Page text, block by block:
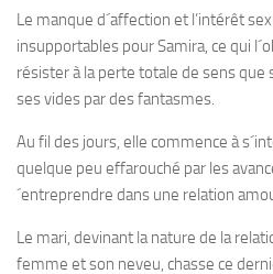
Le manque d´affection et l’intérêt
insupportables pour Samira, ce qui
résister à la perte totale de sens que
ses vides par des fantasmes.
Au fil des jours, elle commence à
quelque peu effarouché par les
´entreprendre dans une relation
Le mari, devinant la nature de la
femme et son neveu, chasse ce